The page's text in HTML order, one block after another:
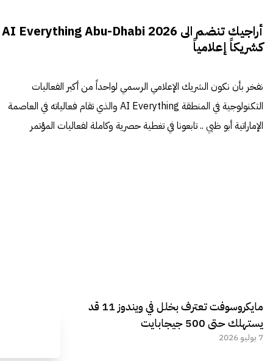
أراجيك تنضم الى AI Everything Abu-Dhabi 2026
كشريكاً إعلامياً
نفخر بأن نكون الشريك الإعلامي الرسمي لواحداً من أكبر الفعاليات
التكنولوجية في المنطقة AI Everything والذي تقام فعالياته في العاصمة
الإماراتية أبو ظبي .. تابعونا في تغطية حصرية وكاملة لفعاليات المؤتمر
مايكروسوفت تعترف بخلل في ويندوز 11 قد
يستهلك حتى 500 جيجابايت
7 يوليو 2026